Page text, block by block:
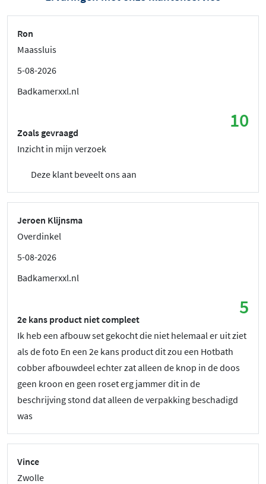
Ron
Maassluis
5-08-2026
Badkamerxxl.nl
10
Zoals gevraagd
Inzicht in mijn verzoek
Deze klant beveelt ons aan
Jeroen Klijnsma
Overdinkel
5-08-2026
Badkamerxxl.nl
5
2e kans product niet compleet
Ik heb een afbouw set gekocht die niet helemaal er uit ziet
als de foto En een 2e kans product dit zou een Hotbath
cobber afbouwdeel echter zat alleen de knop in de doos
geen kroon en geen roset erg jammer dit in de
beschrijving stond dat alleen de verpakking beschadigd
was
Vince
Zwolle